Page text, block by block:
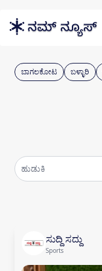
ಬಾಗಲಕೋಟ ಬಳ್ಳಾರಿ
ಸುದ್ದಿ ಸದ್ದು
Sports